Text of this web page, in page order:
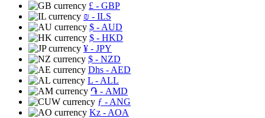
£ - GBP
₪ - ILS
$ - AUD
$ - HKD
¥ - JPY
$ - NZD
Dhs - AED
L - ALL
֏ - AMD
ƒ - ANG
Kz - AOA